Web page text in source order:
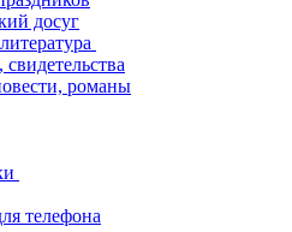
досуг
романы
телефона